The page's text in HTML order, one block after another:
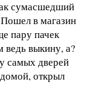
сумасшедший
в магазин
пару пачек
выкину, а?
самых дверей
открыл